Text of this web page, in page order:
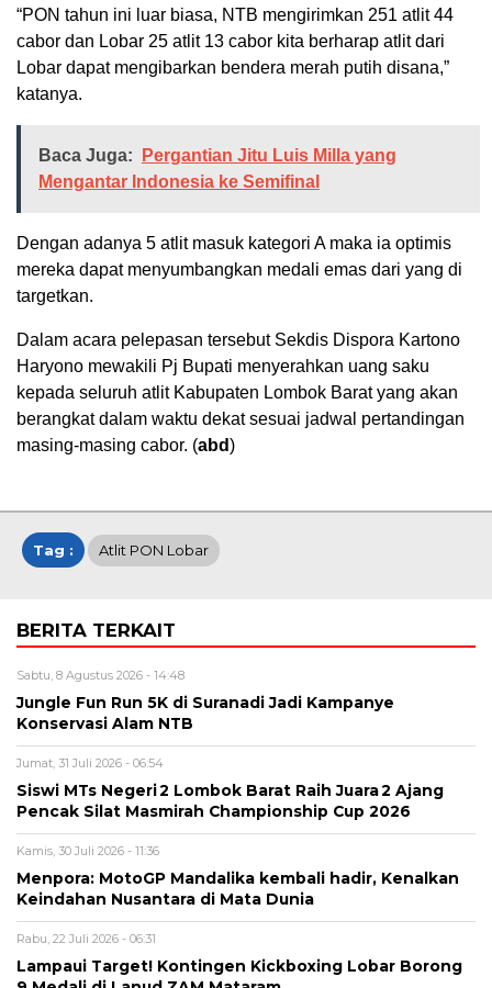
“PON tahun ini luar biasa, NTB mengirimkan 251 atlit 44
cabor dan Lobar 25 atlit 13 cabor kita berharap atlit dari
Lobar dapat mengibarkan bendera merah putih disana,”
katanya.
Baca Juga:
Pergantian Jitu Luis Milla yang
Mengantar Indonesia ke Semifinal
Dengan adanya 5 atlit masuk kategori A maka ia optimis
mereka dapat menyumbangkan medali emas dari yang di
targetkan.
Dalam acara pelepasan tersebut Sekdis Dispora Kartono
Haryono mewakili Pj Bupati menyerahkan uang saku
kepada seluruh atlit Kabupaten Lombok Barat yang akan
berangkat dalam waktu dekat sesuai jadwal pertandingan
masing-masing cabor. (abd)
Tag : Atlit PON Lobar
BERITA TERKAIT
Sabtu, 8 Agustus 2026 - 14:48
Jungle Fun Run 5K di Suranadi Jadi Kampanye
Konservasi Alam NTB
Jumat, 31 Juli 2026 - 06:54
Siswi MTs Negeri 2 Lombok Barat Raih Juara 2 Ajang
Pencak Silat Masmirah Championship Cup 2026
Kamis, 30 Juli 2026 - 11:36
Menpora: MotoGP Mandalika kembali hadir, Kenalkan
Keindahan Nusantara di Mata Dunia
Rabu, 22 Juli 2026 - 06:31
Lampaui Target! Kontingen Kickboxing Lobar Borong